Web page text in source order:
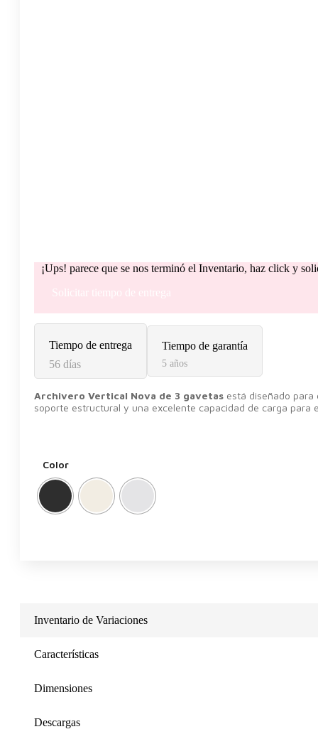
¡Ups! parece que se nos terminó el Inventario, haz click y
Solicitar tiempo de entrega
Tiempo de entrega
56 días
Tiempo de garantía
5 años
Archivero Vertical Nova de 3 gavetas está diseñado
soporte estructural y una excelente capacidad de carga para
Color
Inventario de Variaciones
Características
Dimensiones
Descargas